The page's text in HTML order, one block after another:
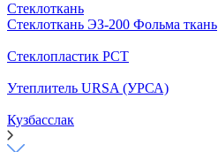
Стеклоткань
Стеклоткань ЭЗ-200 Фольма ткань
Стеклопластик РСТ
Утеплитель URSA (УРСА)
Кузбасслак